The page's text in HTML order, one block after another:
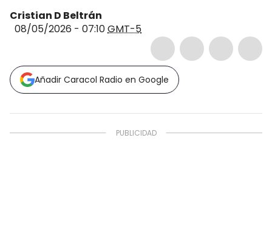
Cristian D Beltrán
08/05/2026 - 07:10GMT-5
Añadir Caracol Radio en Google